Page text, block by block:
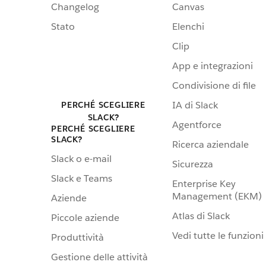
Changelog
Stato
PERCHÉ SCEGLIERE
SLACK?
PERCHÉ SCEGLIERE
SLACK?
Slack o e-mail
Slack e Teams
Aziende
Piccole aziende
Produttività
Gestione delle attività
Canvas
Elenchi
Clip
App e integrazioni
Condivisione di file
IA di Slack
Agentforce
Ricerca aziendale
Sicurezza
Enterprise Key
Management (EKM)
Atlas di Slack
Vedi tutte le funzioni